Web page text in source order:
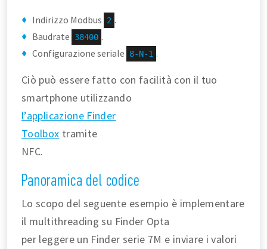
Indirizzo Modbus 2 .
Baudrate
38400 .
Configurazione seriale
8-N-1 .
Ciò può essere fatto con facilità con il tuo
smartphone utilizzando
l’applicazione Finder
Toolbox tramite
NFC.
Panoramica del codice
Lo scopo del seguente esempio è implementare
il multithreading su Finder Opta
per leggere un Finder serie 7M e inviare i valori